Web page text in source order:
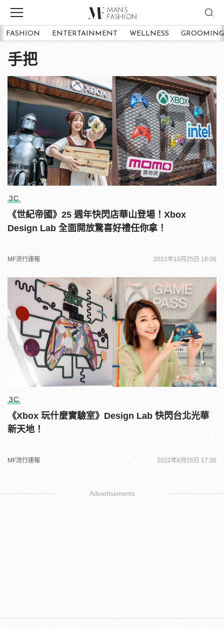
FASHION ENTERTAINMENT WELLNESS GROOMING
手把
3C
《世紀帝國》25 週年快閃店華山登場！Xbox
Design Lab 全面開放驚喜好禮任你拿！
MF流行速報 2022年10月25日 18:00
3C
《Xbox 玩什麼實驗室》Design Lab 快閃台北光華
新天地！
MF流行速報 2022年8月26日 17:30
Advertisements